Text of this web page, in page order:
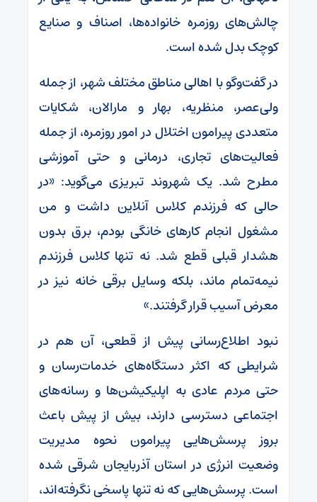
چالش‌های روزمره خانواده‌ها، اصناف و صنایع
کوچک بدل شده است.
در گفت‌وگو با اهالی مناطق مختلف شهر، از جمله
ولی‌عصر، منظریه، بهار و مارالان، شکایات
متعددی پیرامون اختلال در امور روزمره، از جمله
فعالیت‌های تجاری، درمانی و حتی آموزشی
مطرح شد. یک شهروند تبریزی می‌گوید: «در
حالی که فرزندم کلاس آنلاین داشت و من
مشغول انجام کارهای خانگی بودم، برق بدون
هشدار قبلی قطع شد. نه تنها کلاس فرزندم
نیمه‌تمام ماند، بلکه وسایل برقی خانه نیز در
معرض آسیب قرار گرفتند.»
نبود اطلاع‌رسانی پیش از قطعی، آن هم در
شرایطی که اکثر دستگاه‌های خدمات‌رسان و
حتی مردم عادی به اپلیکیشن‌ها و رسانه‌های
اجتماعی دسترسی دارند، بیش از پیش باعث
بروز پرسش‌هایی پیرامون نحوه مدیریت
وضعیت انرژی در استان آذربایجان شرقی شده
است. پرسش‌هایی که نه تنها پاسخی نگرفته‌اند،